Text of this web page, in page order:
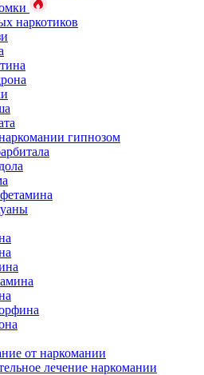
наркотиков
гипнозом
от наркомании
лечение наркомании